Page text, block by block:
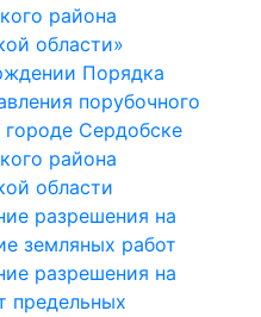
района
области»
Порядка
порубочного
городе Сердобске
района
области
разрешения на
земляных работ
разрешения на
предельных